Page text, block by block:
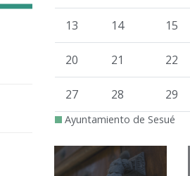
13 14 15
20 21 22
27 28 29
Ayuntamiento de Sesué